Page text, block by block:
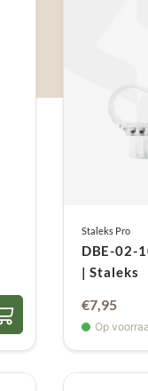
Staleks Pro
DBE-02-
| Staleks
€7,95
Op